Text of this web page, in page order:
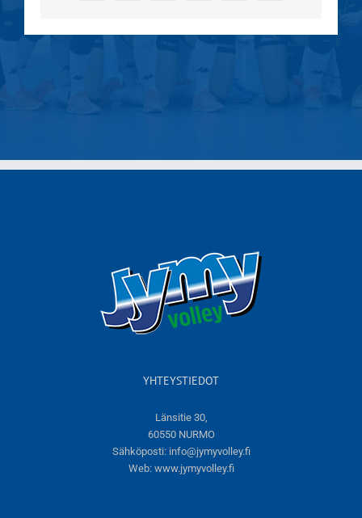
YHTEYSTIEDOT
Länsitie 30,
60550 NURMO
Sähköposti: info@jymyvolley.fi
Web: www.jymyvolley.fi